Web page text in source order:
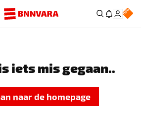
iets mis gegaan..
naar de homepage